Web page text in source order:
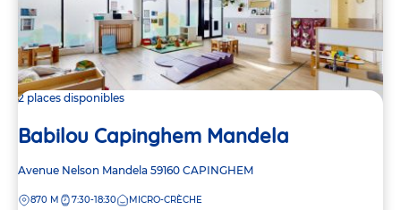
2 places disponibles
Babilou Capinghem Mandela
Adresse
la
Avenue Nelson Mandela 59160 CAPINGHEM
DISTANCE
870 M 7:30-18:30 MICRO-CRÈCHE